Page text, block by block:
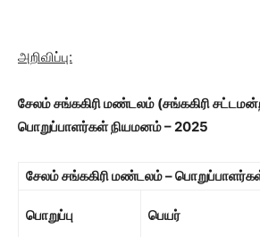
அறிவிப்பு:
சேலம் சங்ககிரி மண்டலம் (சங்ககிரி
பொறுப்பாளர்கள் நியமனம் – 2025
சேலம் சங்ககிரி மண்டலம் –
பொறுப்பு பெயர்